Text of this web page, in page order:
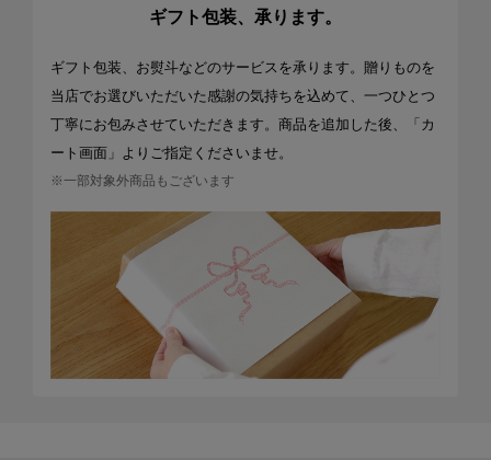
ギフト包装、承ります。
ギフト包装、お熨斗などのサービスを承ります。贈りものを
当店でお選びいただいた感謝の気持ちを込めて、一つひとつ
丁寧にお包みさせていただきます。商品を追加した後、「カ
ート画面」よりご指定くださいませ。
※一部対象外商品もございます